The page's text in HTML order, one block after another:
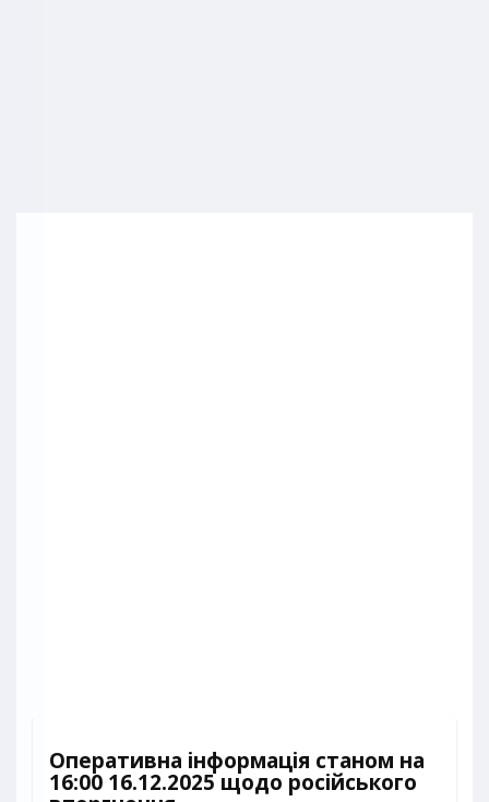
Оперативна інформація станом на
16:00 16.12.2025 щодо російського